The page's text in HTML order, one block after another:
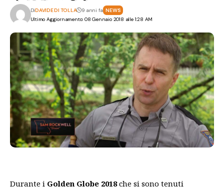
Ultimo Aggiornamento: 08 Gennaio 2018 alle 1:28 AM
DiDAVIDE DI TOLLA 9 anni fa NEWS
Durante i Golden Globe 2018che si sono tenuti